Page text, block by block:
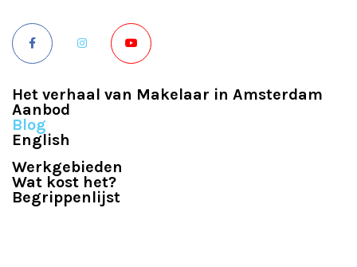
Het verhaal van Makelaar in Amsterdam
Aanbod
Blog
English
Werkgebieden
Wat kost het?
Begrippenlijst